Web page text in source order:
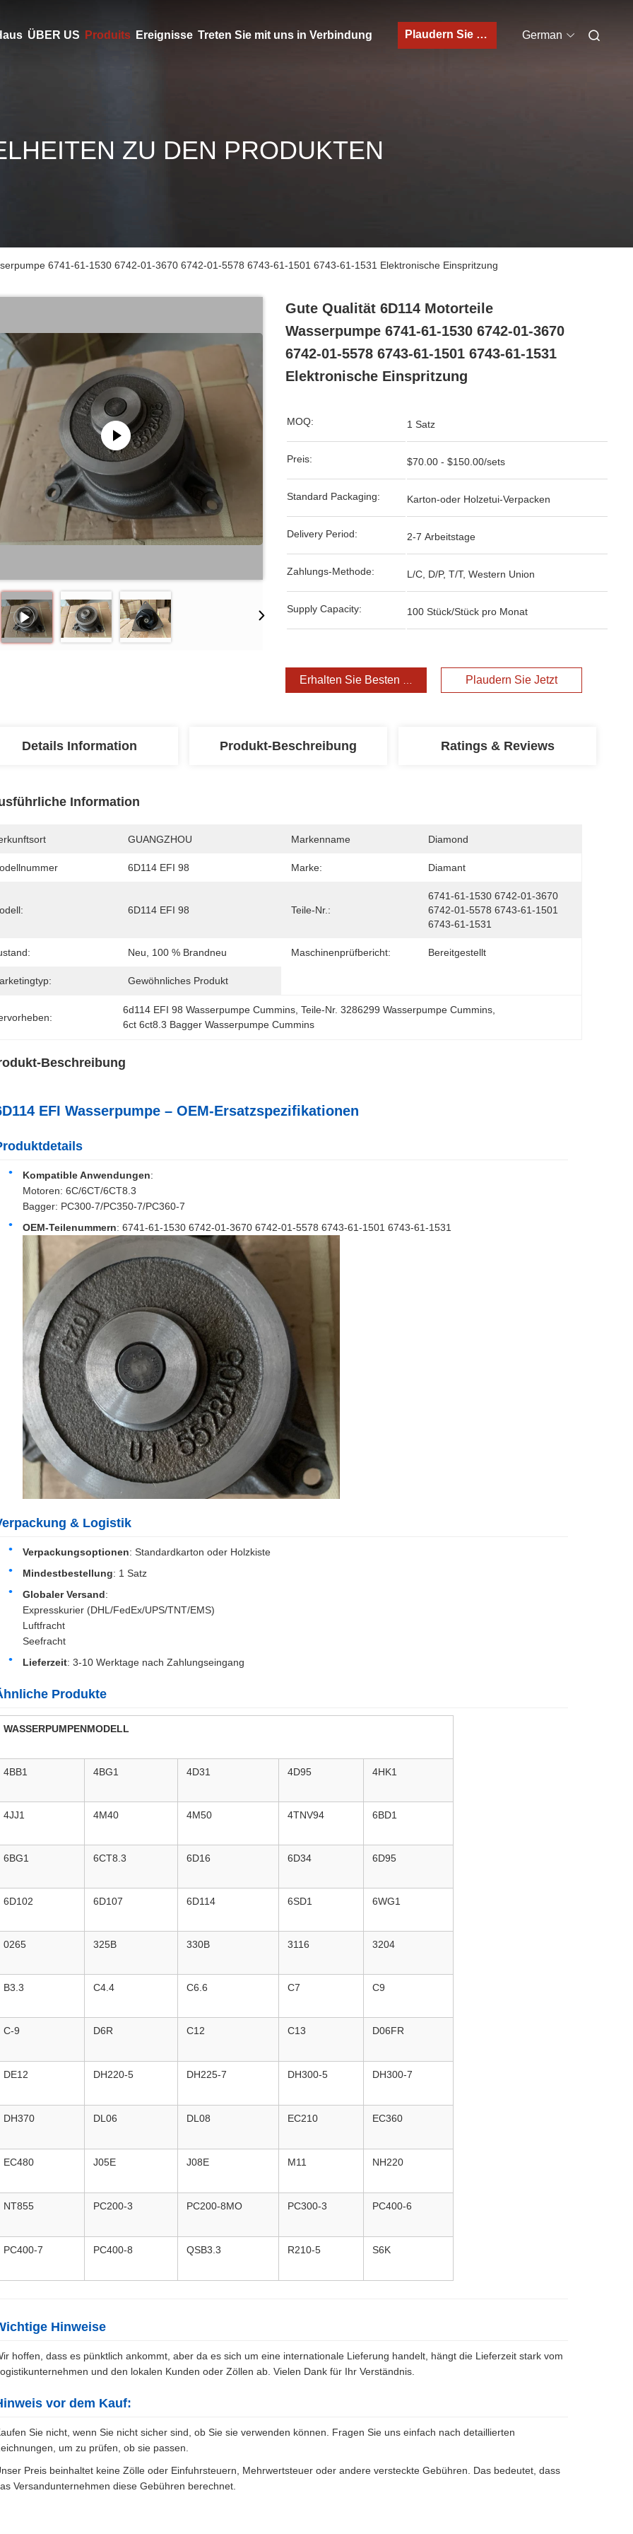
ÜBER US Produits Ereignisse Treten Sie mit uns in Verbindung Plaudern Sie Jetzt German
ZU DEN PRODUKTEN
6741-61-1530 6742-01-3670 6742-01-5578 6743-61-1501 6743-61-1531 Elektronische Einspritzung
Gute Qualität 6D114 Motorteile
Wasserpumpe 6741-61-1530 6742-01-3670
6742-01-5578 6743-61-1501 6743-61-1531
Elektronische Einspritzung
MOQ: 1 Satz
Preis: $70.00 - $150.00/sets
Standard Packaging: Karton-oder Holzetui-Verpacken
Delivery Period: 2-7 Arbeitstage
Zahlungs-Methode: L/C, D/P, T/T, Western Union
Supply Capacity: 100 Stück/Stück pro Monat
Erhalten Sie Besten Preis Plaudern Sie Jetzt
Details Information Produkt-Beschreibung Ratings & Reviews
Information
GUANGZHOU Markenname Diamond
6D114 EFI 98 Marke: Diamant
6D114 EFI 98 Teile-Nr.:
6741-61-1530 6742-01-3670
6742-01-5578 6743-61-1501
6743-61-1531
Neu, 100 % Brandneu Maschinenprüfbericht: Bereitgestellt
Gewöhnliches Produkt
6d114 EFI 98 Wasserpumpe Cummins , Teile-Nr. 3286299 Wasserpumpe Cummins
6ct 6ct8.3 Bagger Wasserpumpe Cummins
Beschreibung
EFI Wasserpumpe – OEM-Ersatzspezifikationen
Kompatible Anwendungen:
Motoren: 6C/6CT/6CT8.3
Bagger: PC300-7/PC350-7/PC360-7
OEM-Teilenummern: 6741-61-1530 6742-01-3670 6742-01-5578 6743-61-1501 6743-61-1531
& Logistik
Verpackungsoptionen: Standardkarton oder Holzkiste
Mindestbestellung: 1 Satz
Globaler Versand:
Expresskurier (DHL/FedEx/UPS/TNT/EMS)
Luftfracht
Seefracht
Lieferzeit: 3-10 Werktage nach Zahlungseingang
Produkte
WASSERPUMPENMODELL
4BB1 4BG1 4D31 4D95 4HK1
4JJ1 4M40 4M50 4TNV94 6BD1
6BG1 6CT8.3 6D16 6D34 6D95
6D102 6D107 6D114 6SD1 6WG1
0265 325B 330B 3116 3204
B3.3 C4.4 C6.6 C7 C9
C-9 D6R C12 C13 D06FR
DE12 DH220-5 DH225-7 DH300-5 DH300-7
DH370 DL06 DL08 EC210 EC360
EC480 J05E J08E M11 NH220
NT855 PC200-3 PC200-8MO PC300-3 PC400-6
PC400-7 PC400-8 QSB3.3 R210-5 S6K
Hinweise
hoffen, dass es pünktlich ankommt, aber da es sich um eine internationale Lieferung handelt, hängt die Lieferzeit stark vom
und den lokalen Kunden oder Zöllen ab. Vielen Dank für Ihr Verständnis.
vor dem Kauf:
Sie nicht, wenn Sie nicht sicher sind, ob Sie sie verwenden können. Fragen Sie uns einfach nach detaillierten
um zu prüfen, ob sie passen.
Preis beinhaltet keine Zölle oder Einfuhrsteuern, Mehrwertsteuer oder andere versteckte Gebühren. Das bedeutet, dass
Versandunternehmen diese Gebühren berechnet.